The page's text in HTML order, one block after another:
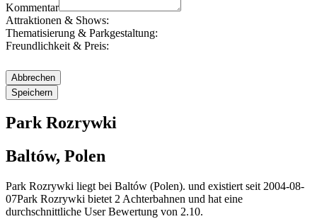
Kommentar
Attraktionen & Shows:
Thematisierung & Parkgestaltung:
Freundlichkeit & Preis:
Park Rozrywki
Baltów, Polen
Park Rozrywki liegt bei Baltów (Polen). und existiert seit 2004-08-
07Park Rozrywki bietet 2 Achterbahnen und hat eine
durchschnittliche User Bewertung von 2.10.